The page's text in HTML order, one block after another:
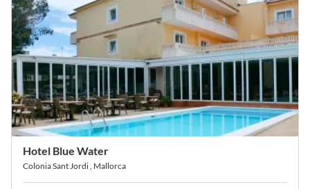
Hotel Blue Water
Colonia Sant Jordi , Mallorca